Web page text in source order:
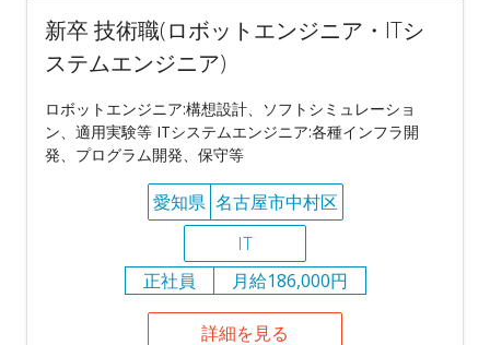
新卒 技術職(ロボットエンジニア・ITシ
ステムエンジニア)
ロボットエンジニア:構想設計、ソフトシミュレーショ
ン、適用実験等 ITシステムエンジニア:各種インフラ開
発、プログラム開発、保守等
愛知県 名古屋市中村区
IT
正社員
月給186,000円
詳細を見る